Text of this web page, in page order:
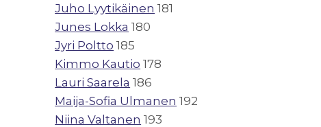
Juho Lyytikäinen 181
Junes Lokka 180
Jyri Poltto 185
Kimmo Kautio 178
Lauri Saarela 186
Maija-Sofia Ulmanen 192
Niina Valtanen 193